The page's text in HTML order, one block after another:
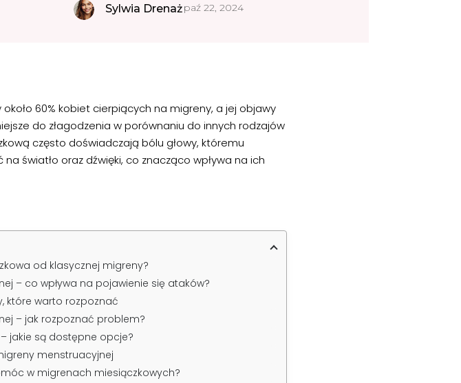
Sylwia Drenażpaź 22, 2024
około 60% kobiet cierpiących na migreny, a jej objawy
do złagodzenia w porównaniu do innych rodzajów
często doświadczają bólu głowy, któremu
światło oraz dźwięki, co znacząco wpływa na ich
od klasycznej migreny?
– co wpływa na pojawienie się ataków?
które warto rozpoznać
– jak rozpoznać problem?
jakie są dostępne opcje?
menstruacyjnej
w migrenach miesiączkowych?